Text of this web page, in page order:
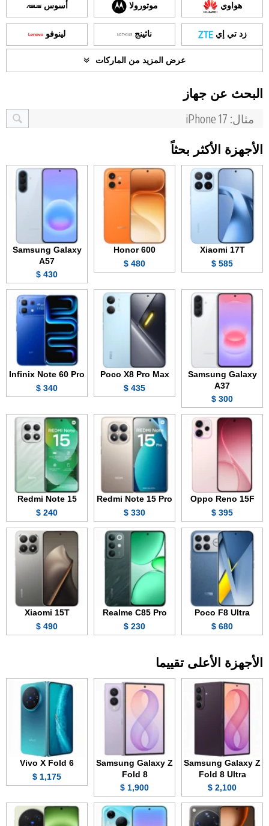
هواوي موتورولا أسوس
زد تي إي ناثينج لينوفو
عرض المزيد من الماركات
البحث عن جهاز
الأجهزة الأكثر بحثاً
Xiaomi 17T
585 $
Honor 600
480 $
Samsung Galaxy
A57
430 $
Samsung Galaxy
A37
300 $
Poco X8 Pro Max
435 $
Infinix Note 60 Pro
340 $
Oppo Reno 15F
395 $
Redmi Note 15 Pro
330 $
Redmi Note 15
240 $
Poco F8 Ultra
680 $
Realme C85 Pro
230 $
Xiaomi 15T
490 $
الأجهزة الأعلى تقييما
Samsung Galaxy Z
Fold 8 Ultra
2,100 $
Samsung Galaxy Z
Fold 8
1,900 $
Vivo X Fold 6
1,175 $